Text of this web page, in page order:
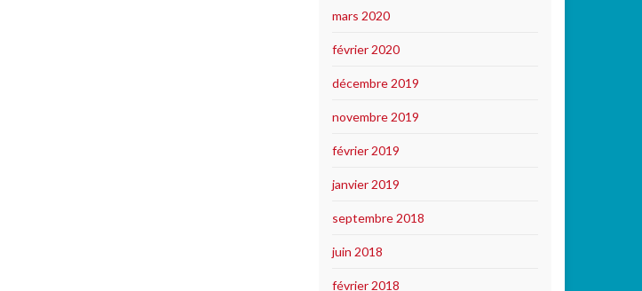
mars 2020
février 2020
décembre 2019
novembre 2019
février 2019
janvier 2019
septembre 2018
juin 2018
février 2018